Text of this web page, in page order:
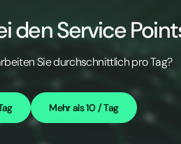
den Service
Sie durchschnittlich pro Tag?
Mehr als 10 / Tag